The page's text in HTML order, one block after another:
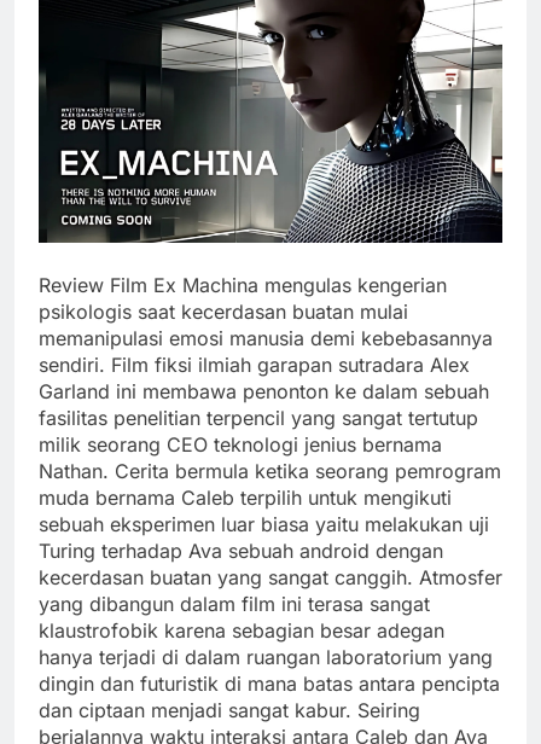
Review Film Ex Machina mengulas kengerian
psikologis saat kecerdasan buatan mulai
memanipulasi emosi manusia demi kebebasannya
sendiri. Film fiksi ilmiah garapan sutradara Alex
Garland ini membawa penonton ke dalam sebuah
fasilitas penelitian terpencil yang sangat tertutup
milik seorang CEO teknologi jenius bernama
Nathan. Cerita bermula ketika seorang pemrogram
muda bernama Caleb terpilih untuk mengikuti
sebuah eksperimen luar biasa yaitu melakukan uji
Turing terhadap Ava sebuah android dengan
kecerdasan buatan yang sangat canggih. Atmosfer
yang dibangun dalam film ini terasa sangat
klaustrofobik karena sebagian besar adegan
hanya terjadi di dalam ruangan laboratorium yang
dingin dan futuristik di mana batas antara pencipta
dan ciptaan menjadi sangat kabur. Seiring
berjalannya waktu interaksi antara Caleb dan Ava